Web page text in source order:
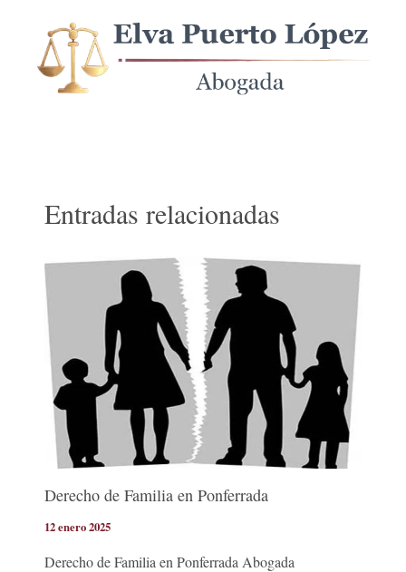
Entradas relacionadas
Derecho de Familia en Ponferrada
12 enero 2025
Derecho de Familia en Ponferrada Abogada